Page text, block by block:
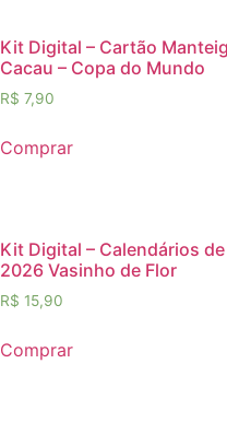
Kit Digital – Cartão
Cacau – Copa do Mundo
R$ 7,90
Comprar
Kit Digital – Calendários
2026 Vasinho de Flor
R$ 15,90
Comprar